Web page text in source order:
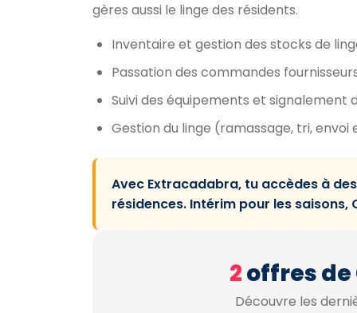
gères aussi le linge des résidents.
Inventaire et gestion des stocks de
Passation des commandes
Suivi des équipements et signalement
Gestion du linge (ramassage, tri,
Avec Extracadabra, tu accèdes à
résidences. Intérim pour les
2offres
Découvre les